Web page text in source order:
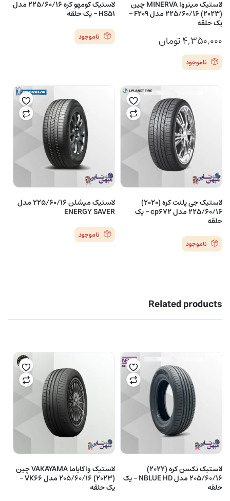
لاستیک مینروا MINERVA چین
(2023) 225/60/16 مدل F209 –
یک حلقه
۴,۳۵۰,۰۰۰تومان
ناموجود
لاستیک کومهو کره 225/60/16 مدل
HS51 – یک حلقه
ناموجود
لاستیک جی پلنت کره (2020)
225/60/16 مدل cp672 – یک
حلقه
ناموجود
لاستیک میشلن 225/60/16 مدل
ENERGY SAVER
ناموجود
Related products
لاستیک نکسن کره (2022)
205/60/16 مدل NBLUE HD – یک
حلقه
لاستیک واکایاما VAKAYAMA چین
(2023) 205/60/16 مدل VK66 –
یک حلقه